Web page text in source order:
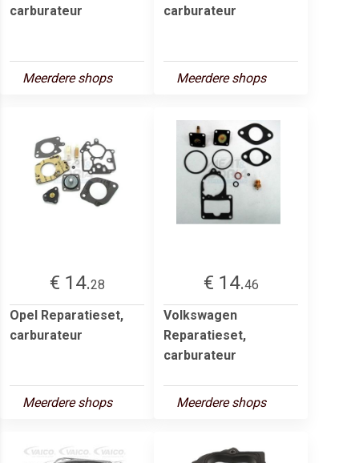
carburateur
Meerdere shops
carburateur
Meerdere shops
€ 14.28
Opel Reparatieset,
carburateur
Meerdere shops
€ 14.46
Volkswagen
Reparatieset,
carburateur
Meerdere shops